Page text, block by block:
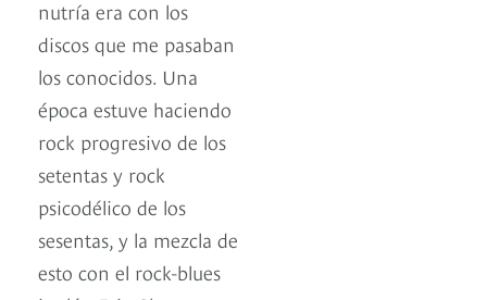
nutría era con los
discos que me pasaban
los conocidos. Una
época estuve haciendo
rock progresivo de los
setentas y rock
psicodélico de los
sesentas, y la mezcla de
esto con el rock-blues